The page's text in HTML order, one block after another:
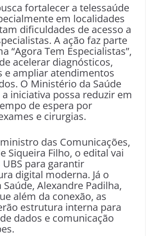
fortalecer a telessaúde
em localidades
dificuldades de acesso a
A ação faz parte
“Agora Tem Especialistas”,
acelerar diagnósticos,
e ampliar atendimentos
O Ministério da Saúde
iniciativa possa reduzir em
de espera por
e cirurgias.
das Comunicações,
Siqueira Filho, o edital vai
para garantir
digital moderna. Já o
Alexandre Padilha,
além da conexão, as
estrutura interna para
dados e comunicação